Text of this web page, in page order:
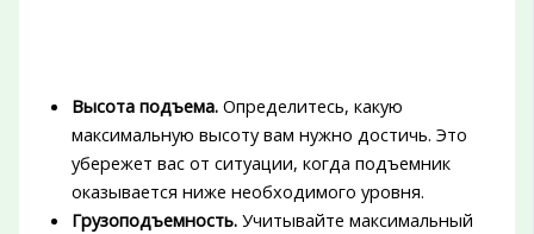
Высота подъема.Определитесь, какую
максимальную высоту вам нужно достичь. Это
убережет вас от ситуации, когда подъемник
оказывается ниже необходимого уровня.
Грузоподъемность.Учитывайте максимальный